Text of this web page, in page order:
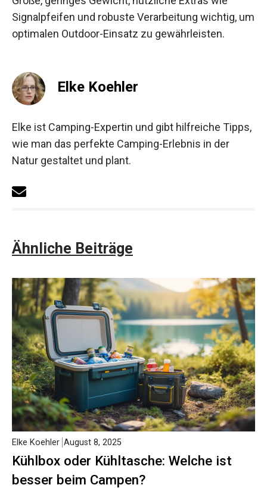
Signalpfeifen und robuste Verarbeitung wichtig, um
optimalen Outdoor-Einsatz zu gewährleisten.
Elke Koehler
Elke ist Camping-Expertin und gibt hilfreiche Tipps,
wie man das perfekte Camping-Erlebnis in der
Natur gestaltet und plant.
Ähnliche Beiträge
Kühlbox oder Kühltasche: Welche ist
besser beim Campen?
Elke Koehler August 8, 2025